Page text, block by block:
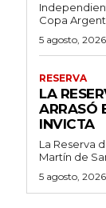
Copa
5 agosto, 2026
RESERVA
LA
ARRASÓ
INVICTA
La Reserva
Martín de
5 agosto, 2026